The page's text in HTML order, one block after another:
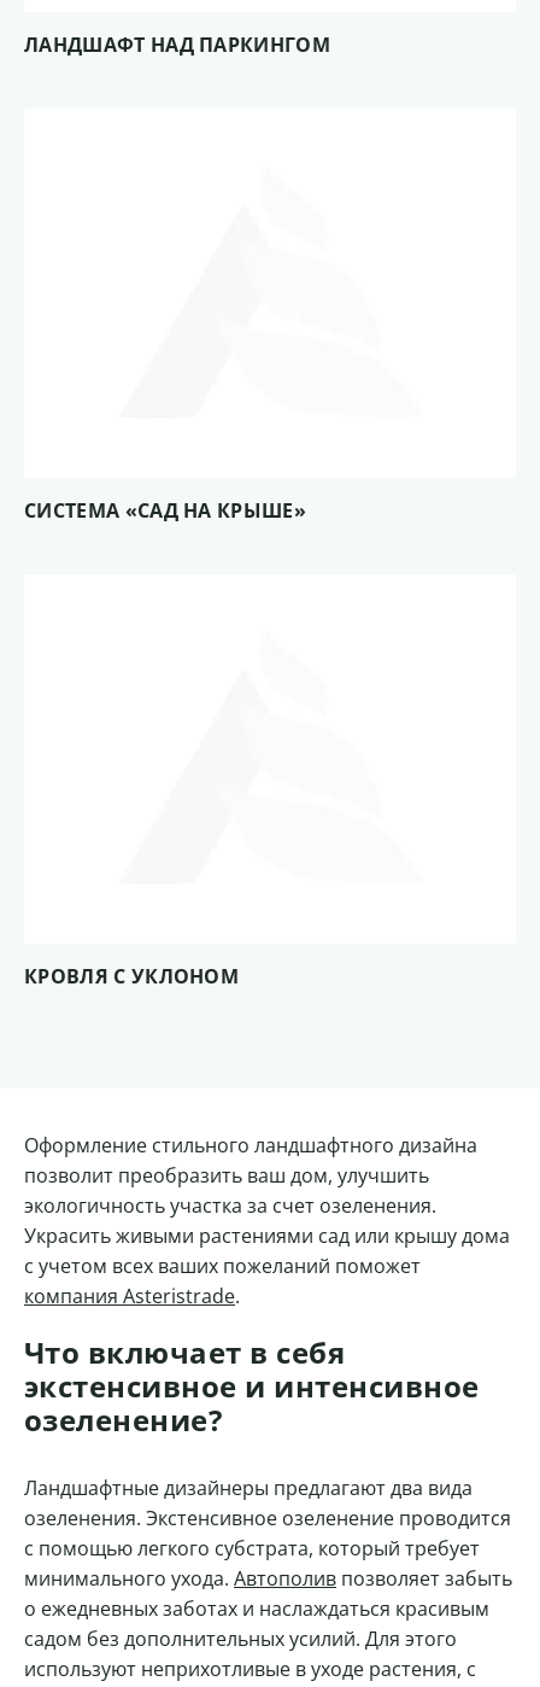
ЛАНДШАФТ НАД ПАРКИНГОМ
СИСТЕМА «САД НА КРЫШЕ»
КРОВЛЯ С УКЛОНОМ
Оформление стильного ландшафтного дизайна
позволит преобразить ваш дом, улучшить
экологичность участка за счет озеленения.
Украсить живыми растениями сад или крышу дома
с учетом всех ваших пожеланий поможет
компания Asteristrade.
Что включает в себя
экстенсивное и интенсивное
озеленение?
Ландшафтные дизайнеры предлагают два вида
озеленения. Экстенсивное озеленение проводится
с помощью легкого субстрата, который требует
минимального ухода. Автополив позволяет забыть
о ежедневных заботах и наслаждаться красивым
садом без дополнительных усилий. Для этого
используют неприхотливые в уходе растения, с